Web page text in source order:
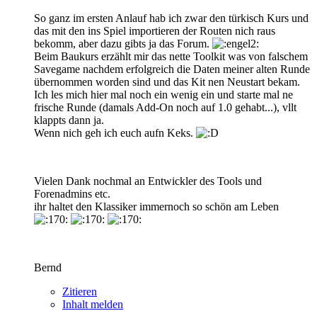
So ganz im ersten Anlauf hab ich zwar den türkisch Kurs und
das mit den ins Spiel importieren der Routen nich raus
bekomm, aber dazu gibts ja das Forum.
Beim Baukurs erzählt mir das nette Toolkit was von falschem
Savegame nachdem erfolgreich die Daten meiner alten Runde
übernommen worden sind und das Kit nen Neustart bekam.
Ich les mich hier mal noch ein wenig ein und starte mal ne
frische Runde (damals Add-On noch auf 1.0 gehabt...), vllt
klappts dann ja.
Wenn nich geh ich euch aufn Keks.
Vielen Dank nochmal an Entwickler des Tools und
Forenadmins etc.
ihr haltet den Klassiker immernoch so schön am Leben
Bernd
Zitieren
Inhalt melden